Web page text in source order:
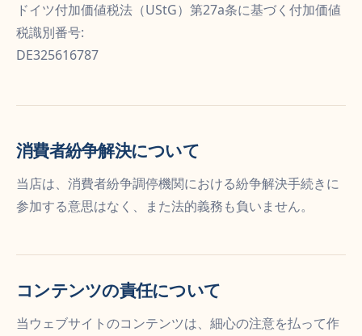
ドイツ付加価値税法（UStG）第27a条に基づく付加価値
税識別番号:
DE325616787
消費者紛争解決について
当店は、消費者紛争調停機関における紛争解決手続きに
参加する意思はなく、また法的義務も負いません。
コンテンツの責任について
当ウェブサイトのコンテンツは、細心の注意を払って作